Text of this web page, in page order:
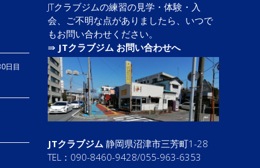
日目
JTクラブジムの練習の見学・体験・入
会、ご不明な点がありましたら、いつで
もお問い合わせください。
⇛ JTクラブジム お問い合わせへ
JTクラブジム静岡県沼津市三芳町1-28
TEL：090-8460-9428/055-963-6353